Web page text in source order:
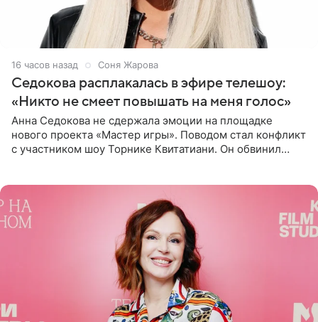
16 часов назад Соня Жарова
Седокова расплакалась в эфире телешоу:
«Никто не смеет повышать на меня голос»
Анна Седокова не сдержала эмоции на площадке
нового проекта «Мастер игры». Поводом стал конфликт
с участником шоу Торнике Квитатиани. Он обвинил